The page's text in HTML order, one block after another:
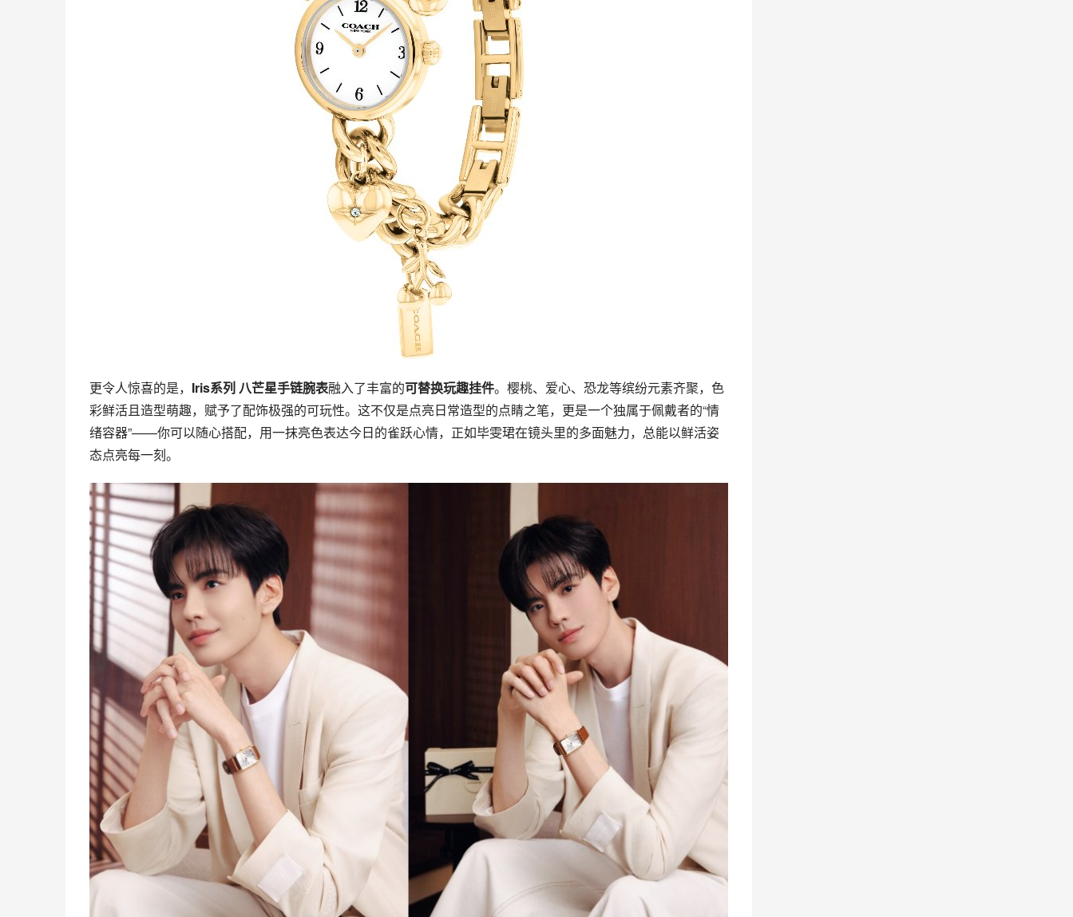
更令人惊喜的是， Iris系列 八芒星手链腕表融入了丰富的可替换玩趣挂件。樱桃、爱心、恐龙等缤纷元素齐聚，色
彩鲜活且造型萌趣，赋予了配饰极强的可玩性。这不仅是点亮日常造型的点睛之笔，更是一个独属于佩戴者的“情
绪容器”——你可以随心搭配，用一抹亮色表达今日的雀跃心情，正如毕雯珺在镜头里的多面魅力，总能以鲜活姿
态点亮每一刻。